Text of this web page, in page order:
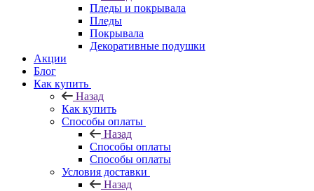
Пледы и покрывала
Пледы
Покрывала
Декоративные подушки
Акции
Блог
Как купить
Назад
Как купить
Способы оплаты
Назад
Способы оплаты
Способы оплаты
Условия доставки
Назад